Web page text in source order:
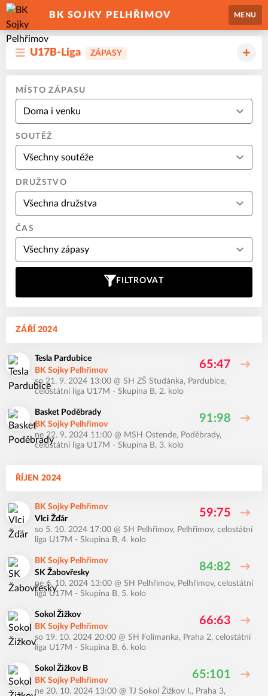
BK SOJKY PELHŘIMOV MENU
U17B-Liga ZÁPASY
MÍSTO ZÁPASU
SOUTĚŽ
DRUŽSTVO
ČAS
FILTROVAT
ZÁŘÍ 2024
Tesla Pardubice
BK Sojky Pelhřimov
65:47
so 21. 9. 2024 13:00 @ SH ZŠ Studánka, Pardubice,
celostátní liga U17M - Skupina B, 2. kolo
Basket Poděbrady
BK Sojky Pelhřimov
91:98
ne 22. 9. 2024 11:00 @ MSH Ostende, Poděbrady,
celostátní liga U17M - Skupina B, 3. kolo
ŘÍJEN 2024
BK Sojky Pelhřimov
Vlci Žďár
59:75
so 5. 10. 2024 17:00 @ SH Pelhřimov, Pelhřimov, celostátní
liga U17M - Skupina B, 4. kolo
BK Sojky Pelhřimov
SK Žabovřesky
84:82
ne 6. 10. 2024 13:00 @ SH Pelhřimov, Pelhřimov, celostátní
liga U17M - Skupina B, 5. kolo
Sokol Žižkov
BK Sojky Pelhřimov
66:63
so 19. 10. 2024 20:00 @ SH Folimanka, Praha 2, celostátní
liga U17M - Skupina B, 6. kolo
Sokol Žižkov B
BK Sojky Pelhřimov
65:101
ne 20. 10. 2024 13:00 @ TJ Sokol Žižkov I., Praha 3,